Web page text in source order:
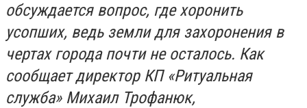
обсуждается вопрос, где хоронить
усопших, ведь земли для захоронения в
чертах города почти не осталось. Как
сообщает директор КП «Ритуальная
служба» Михаил Трофанюк,